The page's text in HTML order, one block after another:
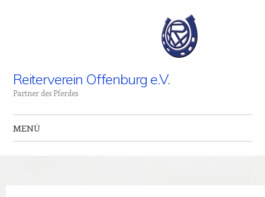
Reiterverein Offenburg e.V.
Partner des Pferdes
MENÜ